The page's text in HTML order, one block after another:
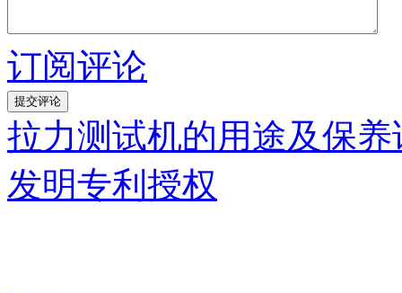
订阅评论
拉力测试机的用途及保养
发明专利授权